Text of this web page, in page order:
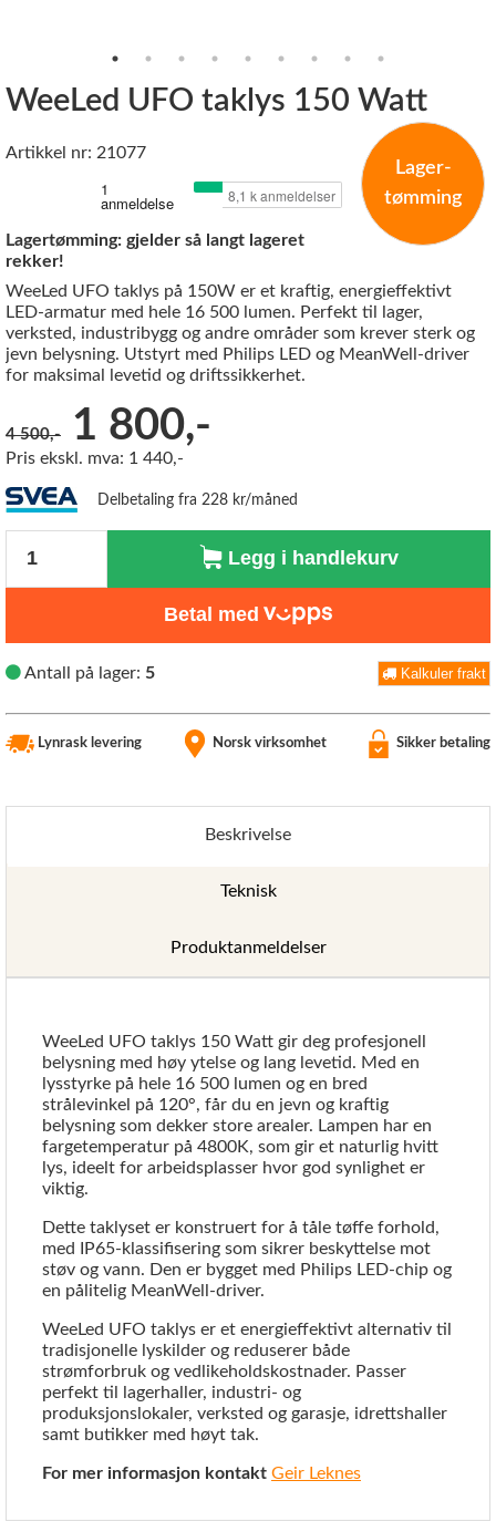
WeeLed UFO taklys 150 Watt
Lager-
tømming
Artikkel nr: 21077
Lagertømming: gjelder så langt lageret
rekker!
WeeLed UFO taklys på 150W er et kraftig, energieffektivt
LED-armatur med hele 16 500 lumen. Perfekt til lager,
verksted, industribygg og andre områder som krever sterk og
jevn belysning. Utstyrt med Philips LED og MeanWell-driver
for maksimal levetid og driftssikkerhet.
4 500,-
1 800,-
Pris ekskl. mva: 1 440,-
Delbetaling fra 228 kr/måned
Legg i handlekurv
Betal med
Antall på lager: 5 Kalkuler frakt
Lynrask levering Norsk virksomhet Sikker betaling
Beskrivelse
Teknisk
Produktanmeldelser
WeeLed UFO taklys 150 Watt gir deg profesjonell
belysning med høy ytelse og lang levetid. Med en
lysstyrke på hele 16 500 lumen og en bred
strålevinkel på 120°, får du en jevn og kraftig
belysning som dekker store arealer. Lampen har en
fargetemperatur på 4800K, som gir et naturlig hvitt
lys, ideelt for arbeidsplasser hvor god synlighet er
viktig.
Dette taklyset er konstruert for å tåle tøffe forhold,
med IP65-klassifisering som sikrer beskyttelse mot
støv og vann. Den er bygget med Philips LED-chip og
en pålitelig MeanWell-driver.
WeeLed UFO taklys er et energieffektivt alternativ til
tradisjonelle lyskilder og reduserer både
strømforbruk og vedlikeholdskostnader. Passer
perfekt til lagerhaller, industri- og
produksjonslokaler, verksted og garasje, idrettshaller
samt butikker med høyt tak.
For mer informasjon kontakt Geir Leknes